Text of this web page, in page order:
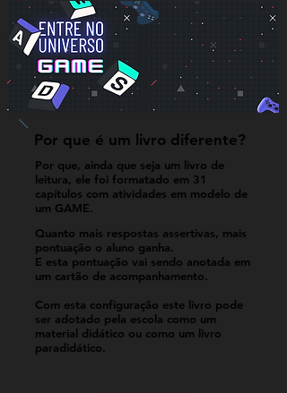
Por que é um livro diferente?
Por que, ainda que seja um livro de
leitura, ele foi formatado em 31
capítulos com atividades em modelo de
um GAME.
Quanto mais respostas assertivas, mais
pontuação o aluno ganha.
E esta pontuação vai sendo anotada em
um cartão de acompanhamento.
Com esta configuração este livro pode
ser adotado pela escola como um
material didático ou como um livro
paradidático.